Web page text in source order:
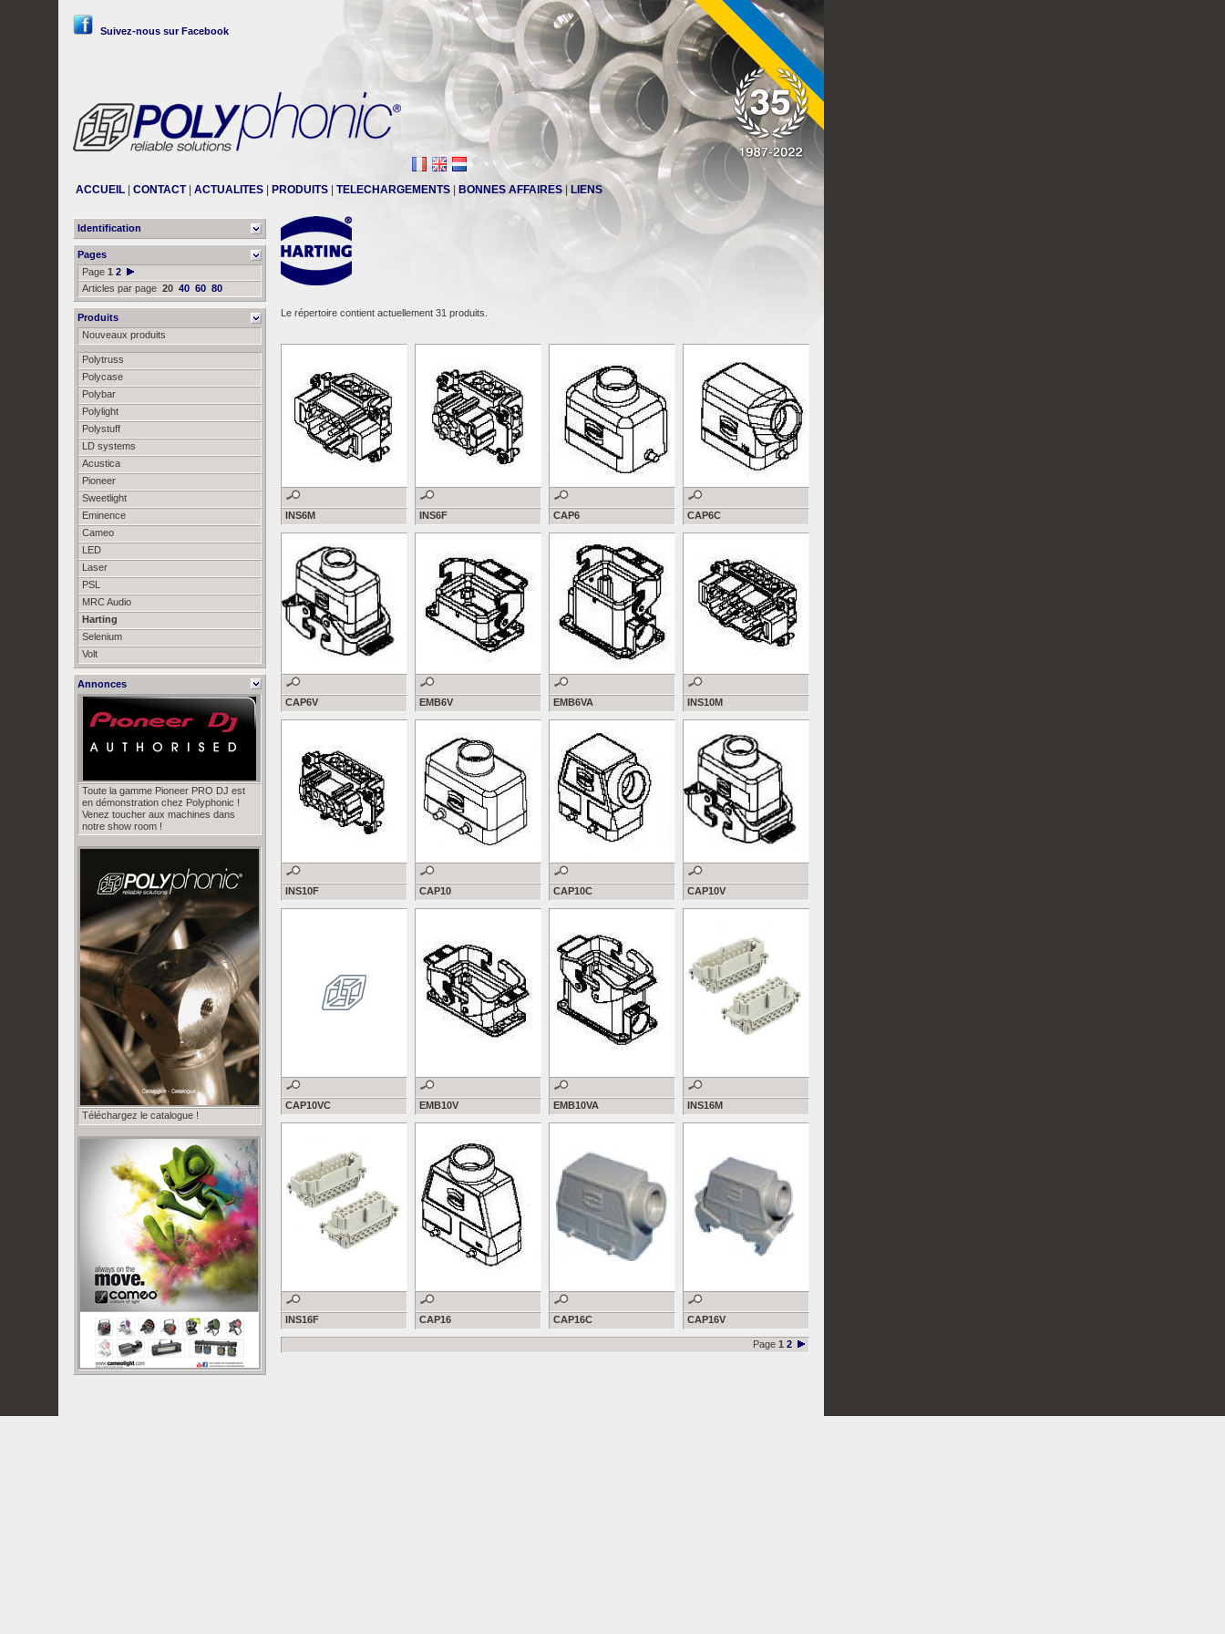
Suivez-nous sur Facebook
ACCUEIL CONTACT| ACTUALITES PRODUITS TELECHARGEMENTS BONNES AFFAIRES LIENS
Identification
Pages
Page 1 2
Articles par page 20 40 60 80
Produits
Nouveaux produits
Polytruss
Polycase
Polybar
Polylight
Polystuff
LD systems
Acustica
Pioneer
Sweetlight
Eminence
Cameo
LED
Laser
PSL
MRC Audio
Harting
Selenium
Volt
Annonces
Toute la gamme Pioneer PRO DJ est
en démonstration chez Polyphonic !
Venez toucher aux machines dans
notre show room !
Téléchargez le catalogue !
Le répertoire contient actuellement 31 produits.
INS6M INS6F CAP6 CAP6C
CAP6V EMB6V EMB6VA INS10M
INS10F CAP10 CAP10C CAP10V
CAP10VC EMB10V EMB10VA INS16M
INS16F CAP16 CAP16C CAP16V
Page 1 2